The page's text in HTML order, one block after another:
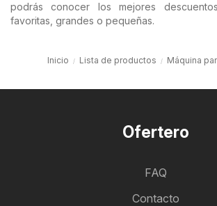
podrás conocer los mejores
favoritas, grandes o pequeñas.
Inicio Lista de productos Máquina
Ofertero
FAQ
Contacto